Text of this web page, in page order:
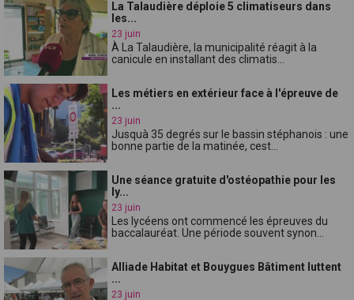
La Talaudière déploie 5 climatiseurs dans
les...
23 juin
À La Talaudière, la municipalité réagit à la
canicule en installant des climatis...
Les métiers en extérieur face à l'épreuve de
...
23 juin
Jusquà 35 degrés sur le bassin stéphanois : une
bonne partie de la matinée, cest...
Une séance gratuite d'ostéopathie pour les
ly...
23 juin
Les lycéens ont commencé les épreuves du
baccalauréat. Une période souvent synon...
Alliade Habitat et Bouygues Bâtiment luttent
...
23 juin